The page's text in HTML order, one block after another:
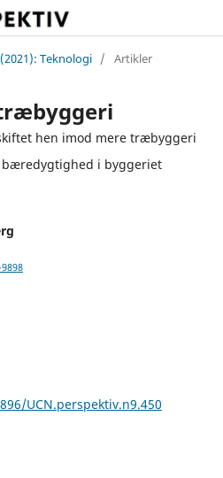
Teknologi / Artikler
hen imod mere træbyggeri
bæredygtighed i byggeriet
UCN.perspektiv.n9.450